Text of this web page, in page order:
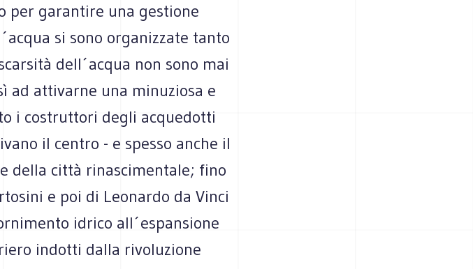
per garantire una gestione
si sono organizzate tanto
dell´acqua non sono mai
ad attivarne una minuziosa e
i costruttori degli acquedotti
il centro - e spesso anche il
della città rinascimentale; fino
e poi di Leonardo da Vinci
idrico all´espansione
indotti dalla rivoluzione